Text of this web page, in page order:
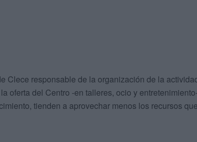
Clece responsable de la organización de la
oferta del Centro -en talleres, ocio y
tienden a aprovechar menos los recursos